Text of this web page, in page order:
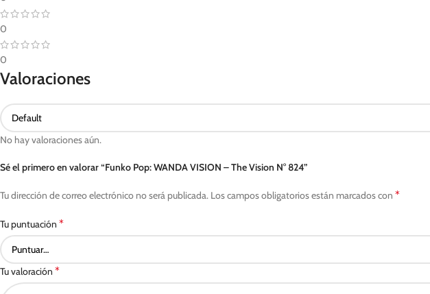
0
0
Valoraciones
No hay valoraciones aún.
Sé el primero en valorar “Funko Pop: WANDA VISION – The Vision N° 824”
Tu dirección de correo electrónico no será publicada. Los campos obligatorios están marcados con *
Tu puntuación *
Tu valoración *